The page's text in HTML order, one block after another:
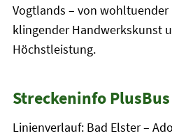
Vogtlands – von
klingender Handwerkskunst
Höchstleistung.
Streckeninfo
Linienverlauf: Bad Elster –